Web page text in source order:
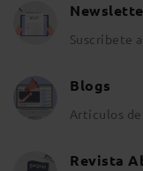
Suscríbete
Blogs
Artículos
Revista